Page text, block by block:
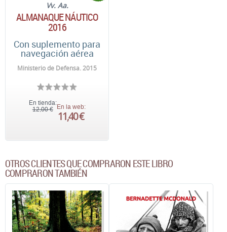
Vv. Aa.
ALMANAQUE NÁUTICO
2016
Con suplemento para
navegación aérea
Ministerio de Defensa. 2015
En tienda:
12,00 € En la web:
11,40 €
OTROS CLIENTES QUE COMPRARON ESTE LIBRO
COMPRARON TAMBIÉN